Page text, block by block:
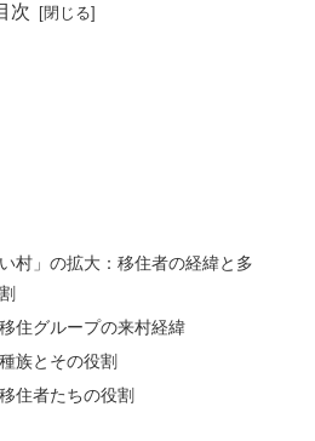
次
村」の拡大：移住者の経緯と多
住グループの来村経緯
族とその役割
住者たちの役割